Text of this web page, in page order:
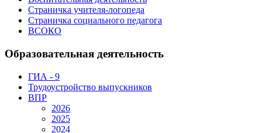
Страничка учителя-логопеда
Страничка социального педагога
ВСОКО
Образовательная деятельность
ГИА - 9
Трудоустройство выпускников
ВПР
2026
2025
2024